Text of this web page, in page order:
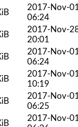
2017-Nov-
06:24
2017-Nov-
20:01
2017-Nov-
06:24
2017-Nov-
10:19
2017-Nov-
06:25
2017-Nov-